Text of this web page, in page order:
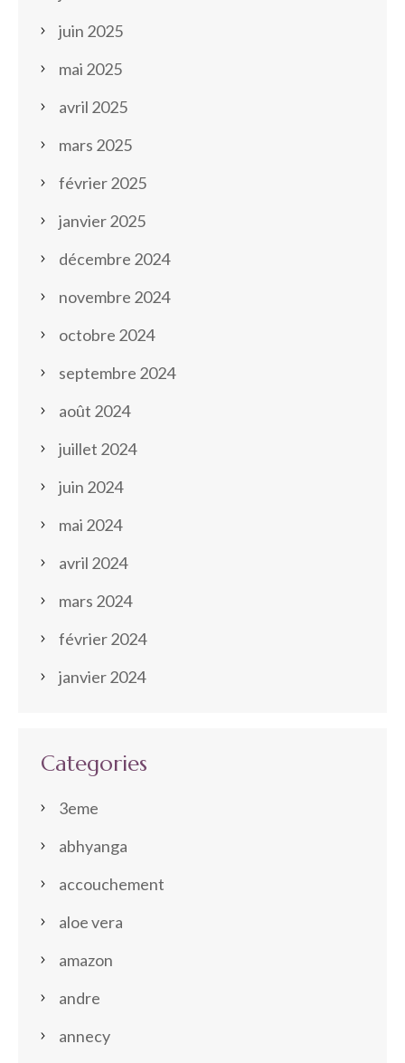
juin 2025
mai 2025
avril 2025
mars 2025
février 2025
janvier 2025
décembre 2024
novembre 2024
octobre 2024
septembre 2024
août 2024
juillet 2024
juin 2024
mai 2024
avril 2024
mars 2024
février 2024
janvier 2024
Categories
3eme
abhyanga
accouchement
aloe vera
amazon
andre
annecy